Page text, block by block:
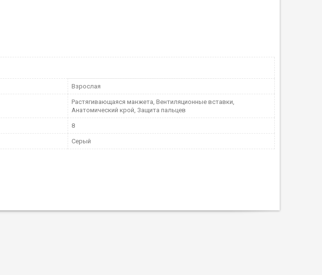
Взрослая
Растягивающаяся манжета, Вентиляционные вставки,
Анатомический крой, Защита пальцев
8
Серый